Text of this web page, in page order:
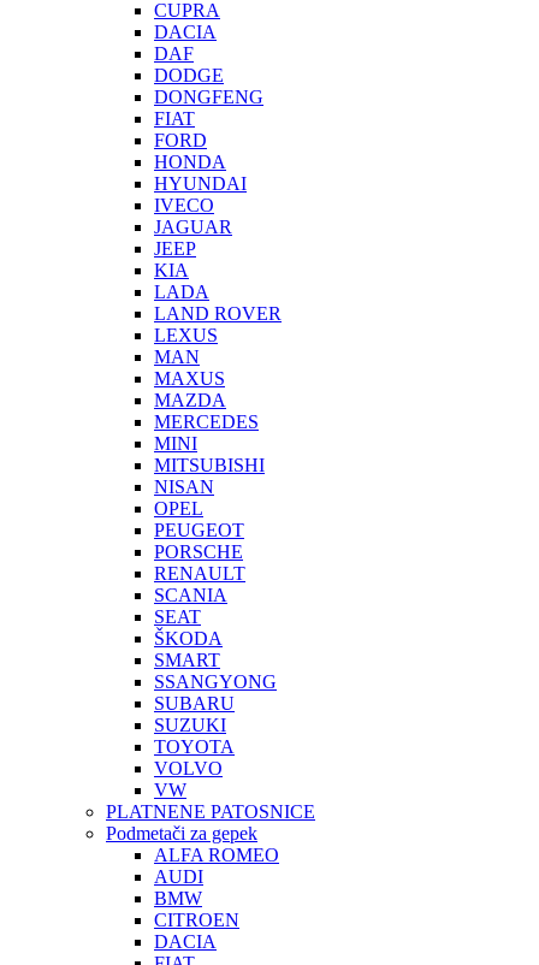
CUPRA
DACIA
DAF
DODGE
DONGFENG
FIAT
FORD
HONDA
HYUNDAI
IVECO
JAGUAR
JEEP
KIA
LADA
LAND ROVER
LEXUS
MAN
MAXUS
MAZDA
MERCEDES
MINI
MITSUBISHI
NISAN
OPEL
PEUGEOT
PORSCHE
RENAULT
SCANIA
SEAT
ŠKODA
SMART
SSANGYONG
SUBARU
SUZUKI
TOYOTA
VOLVO
VW
PLATNENE PATOSNICE
Podmetači za gepek
ALFA ROMEO
AUDI
BMW
CITROEN
DACIA